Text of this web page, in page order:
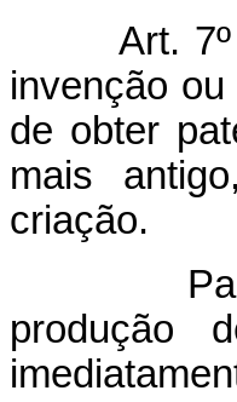
Art.
invenção
de obter
mais
criação.
produção